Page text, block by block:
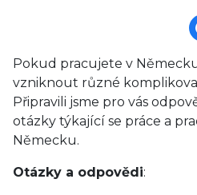
Pokud pracujete v
vzniknout různé
Připravili jsme pro vás
otázky týkající se práce a
Německu.
Otázky a odpovědi: